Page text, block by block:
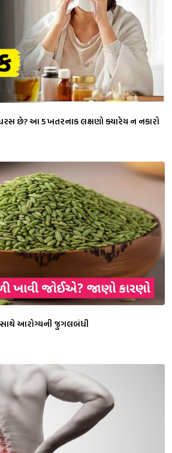
છે? આ 5 ખતરનાક લક્ષણો ક્યારેય ન નકારો
આરોગ્યની જુગલબંધી